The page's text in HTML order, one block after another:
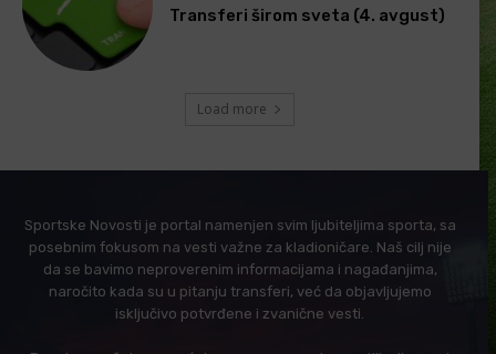
Transferi širom sveta (4. avgust)
Load more
Sportske Novosti je portal namenjen svim ljubiteljima sporta, sa
posebnim fokusom na vesti važne za kladioničare. Naš cilj nije
da se bavimo neproverenim informacijama i nagađanjima,
naročito kada su u pitanju transferi, već da objavljujemo
isključivo potvrđene i zvanične vesti.